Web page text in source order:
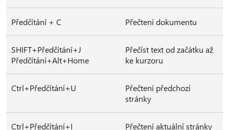
Předčítání + C Přečtení dokumentu
SHIFT+Předčítání+J
Předčítání+Alt+Home
Přečíst text od začátku až
ke kurzoru
Ctrl+Předčítání+U
Přečtení předchozí
stránky
Ctrl+Předčítání+I Přečtení aktuální stránky